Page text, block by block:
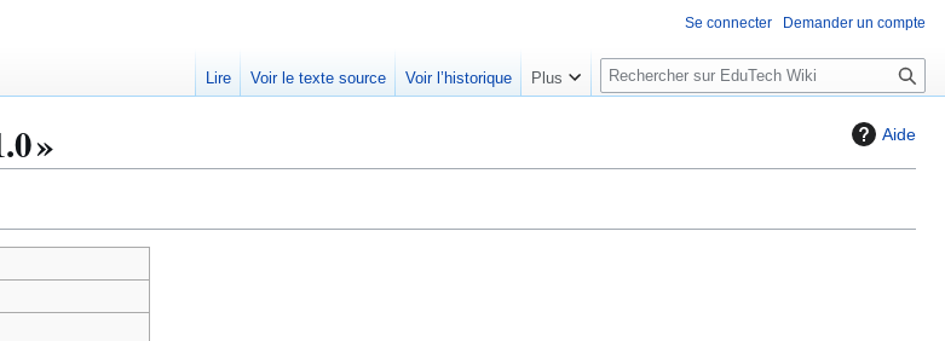
Aide
»
Se connecter Demander un compte
Lire Voir le texte source Voir l’historique Plus
R
e
e
c